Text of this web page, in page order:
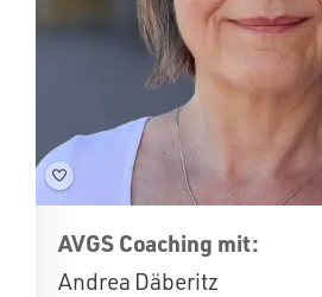
AVGS Coaching mit:
Andrea Däberitz